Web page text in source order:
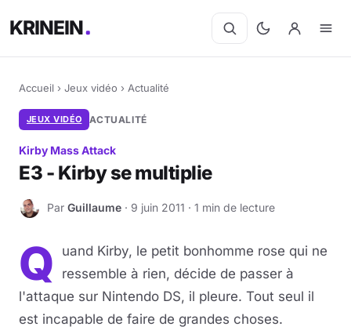
KRINEIN
Accueil › Jeux vidéo › Actualité
JEUX VIDÉO ACTUALITÉ
Kirby Mass Attack
E3 - Kirby se multiplie
G Par Guillaume · 9 juin 2011 · 1 min de lecture
Q
uand Kirby, le petit bonhomme rose qui ne
ressemble à rien, décide de passer à
l'attaque sur Nintendo DS, il pleure. Tout seul il
est incapable de faire de grandes choses.